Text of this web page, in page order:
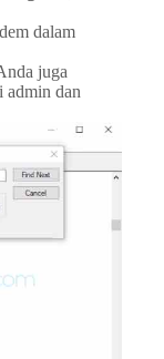
dalam
juga
admin dan